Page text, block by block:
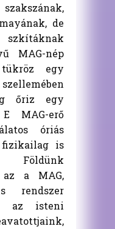
de
MAG-nép
egy
szellemében
őriz egy
MAG-erő
óriás
is
az a MAG,
rendszer
az isteni